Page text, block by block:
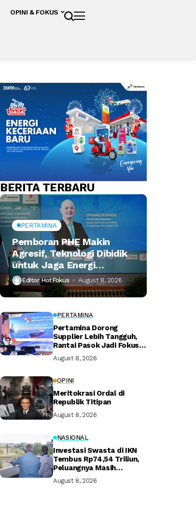
OPINI & FOKUS
BERITA TERBARU
PERTAMINA
Pemboran PHE Makin
Agresif, Teknologi Dibidik
untuk Jaga Energi
Nasional
Editor HotFokus August 8, 2026
PERTAMINA
Pertamina Dorong
Supplier Lebih Tangguh,
Rantai Pasok Jadi Fokus
August 8, 2026
OPINI
Meritokrasi Ordal di
Republik Titipan
August 8, 2026
NASIONAL
Investasi Swasta di IKN
Tembus Rp74,54 Triliun,
Peluangnya Masih
August 8, 2026